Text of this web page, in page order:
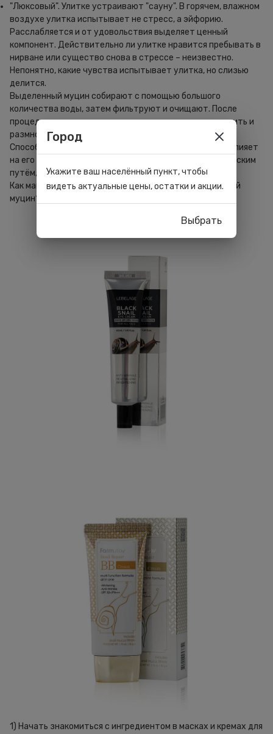
"Люксовый". Улитке устраивают "сауну". В горячем, влажном
воздухе улитка испытывает не стресс, а эйфорию.
Расслабляется и от удовольствия выделяет ценный
компонент. Действительно ли улитке нравится пребывать в
нирване или существо снова в стрессе – неизвестно.
Непонятно, какие чувства испытывает улитка, но слизью
делится.
Выделенный муцин собирают с помощью большого
количества воды, затем фильтруют и очищают. После
процедур улиток возвращают к сородичам, дальше жить и
размножаться.
Способ добывания не влияет на качество муцина, но влияет
на его количество. Поэтому нажива на улитках варварским
путём, к сожалению, может оказаться правдой.
Как максимально эффективно использовать улиточный
муцин?
1) Начать знакомиться с ингредиентом в масках и кремах для
Город
Укажите ваш населённый пункт, чтобы
видеть актуальные цены, остатки и акции.
Выбрать